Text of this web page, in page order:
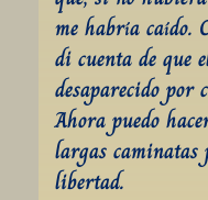
me habría caído.
di cuenta de que
desaparecido por
Ahora puedo
largas
libertad.